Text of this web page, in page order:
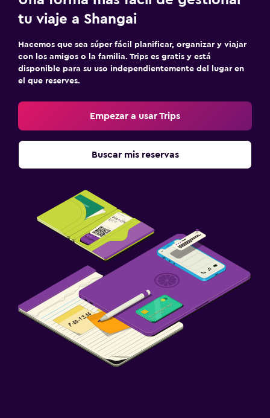
tu viaje a Shangai
Hacemos que sea súper fácil planificar, organizar y viajar
con los amigos o la familia. Trips es gratis y está
disponible para su uso independientemente del lugar en
el que reserves.
Empezar a usar Trips
Buscar mis reservas